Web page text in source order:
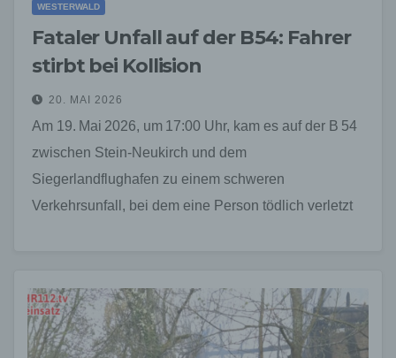
WESTERWALD
Fataler Unfall auf der B 54: Fahrer
stirbt bei Kollision
20. MAI 2026
Am 19. Mai 2026, um 17:00 Uhr, kam es auf der B 54
zwischen Stein‑Neukirch und dem
Siegerlandflughafen zu einem schweren
Verkehrsunfall, bei dem eine Person tödlich verletzt